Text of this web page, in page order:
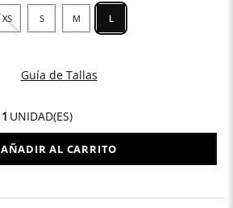
XS S M L
Guía de Tallas
1 UNIDAD(ES)
AÑADIR AL CARRITO